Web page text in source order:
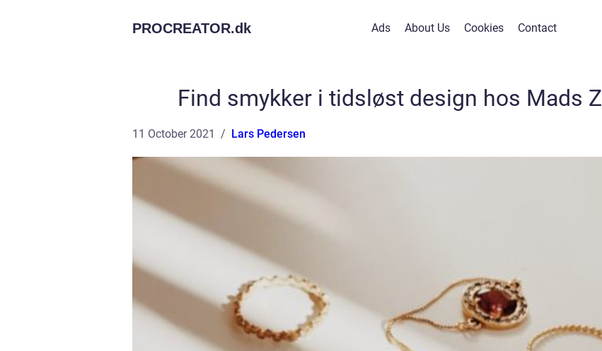
PROCREATOR.dk Ads About Us Cookies Contact
Find smykker i tidsløst design hos Mads Z
11 October 2021 Lars Pedersen